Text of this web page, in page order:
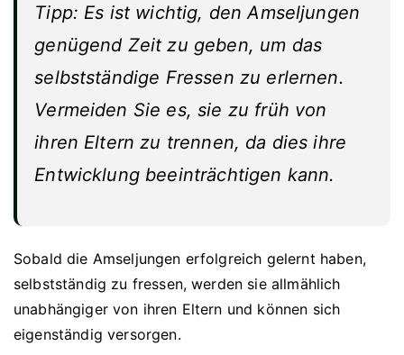
Tipp: Es ist wichtig, den Amseljungen
genügend Zeit zu geben, um das
selbstständige Fressen zu erlernen.
Vermeiden Sie es, sie zu früh von
ihren Eltern zu trennen, da dies ihre
Entwicklung beeinträchtigen kann.
Sobald die Amseljungen erfolgreich gelernt haben,
selbstständig zu fressen, werden sie allmählich
unabhängiger von ihren Eltern und können sich
eigenständig versorgen.